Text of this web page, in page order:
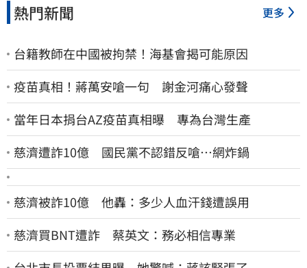
熱門新聞 更多
台籍教師在中國被拘禁！海基會揭可能原因
疫苗真相！蔣萬安嗆一句 謝金河痛心發聲
當年日本捐台AZ疫苗真相曝 專為台灣生產
慈濟遭詐10億 國民黨不認錯反嗆⋯網炸鍋
慈濟被詐10億 他轟：多少人血汗錢遭誤用
慈濟買BNT遭詐 蔡英文：務必相信專業